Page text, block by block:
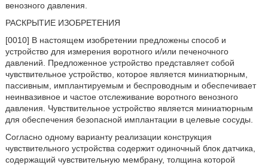
венозного давления.
РАСКРЫТИЕ ИЗОБРЕТЕНИЯ
[0010] В настоящем изобретении предложены способ и
устройство для измерения воротного и/или печеночного
давлений. Предложенное устройство представляет собой
чувствительное устройство, которое является миниатюрным,
пассивным, имплантируемым и беспроводным и обеспечивает
неинвазивное и частое отслеживание воротного венозного
давления. Чувствительное устройство является миниатюрным
для обеспечения безопасной имплантации в целевые сосуды.
Согласно одному варианту реализации конструкция
чувствительного устройства содержит одиночный блок датчика,
содержащий чувствительную мембрану, толщина которой